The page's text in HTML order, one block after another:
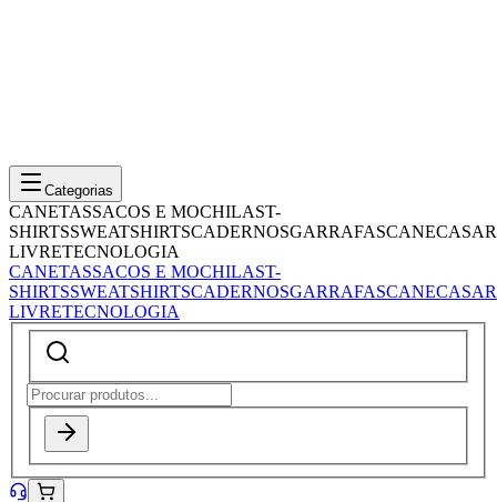
Categorias
CANETASSACOS E MOCHILAST-
SHIRTSSWEATSHIRTSCADERNOSGARRAFASCANECASAR
LIVRETECNOLOGIA
CANETASSACOS E MOCHILAST-
SHIRTSSWEATSHIRTSCADERNOSGARRAFASCANECASAR
LIVRETECNOLOGIA